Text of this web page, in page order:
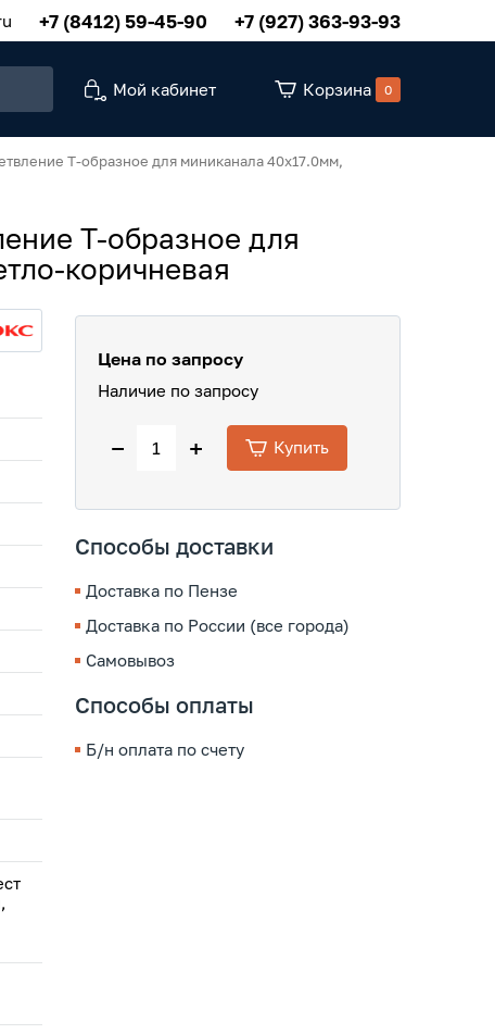
+7 (8412) 59-45-90 +7 (927) 363-93-93
Мой кабинет Корзина 0
Т-образное для миниканала 40х17.0мм,
Т-образное для
коричневая
Цена по запросу
Наличие по запросу
− + Купить
Способы доставки
Доставка по Пензе
Доставка по России (все города)
Самовывоз
Способы оплаты
Б/н оплата по счету